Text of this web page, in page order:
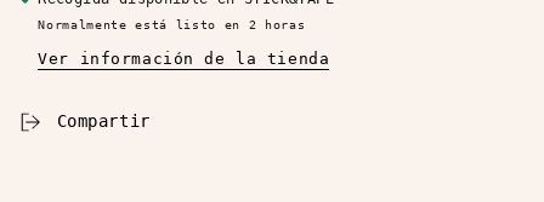
Normalmente está listo en 2 horas
Ver información de la tienda
Compartir